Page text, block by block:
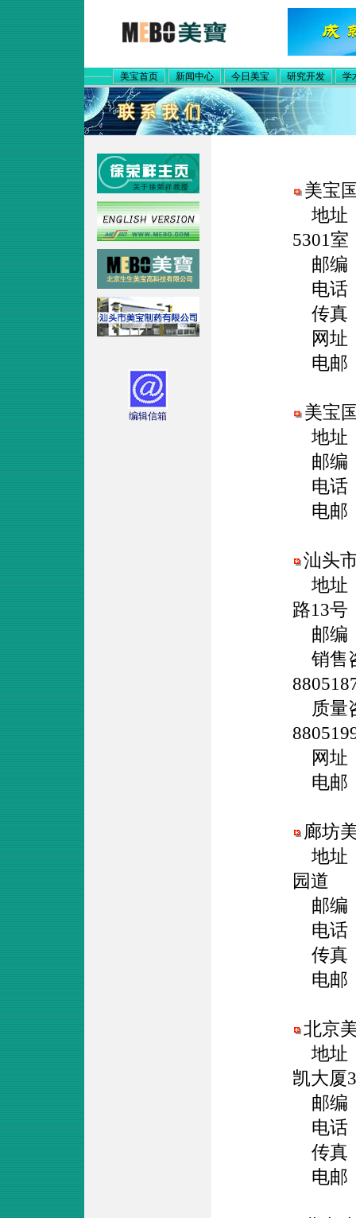
美宝首页 新闻中心 今日美宝 研究开发 学
编辑信箱
美宝
地址
5301室
邮编
电话
传真
网址
电邮
美宝
地址
邮编
电话
电邮
汕头
地址
路13号
邮编
销售
质量
网址
电邮
廊坊
地址
园道
邮编
电话
传真
电邮
北京
地址
凯大厦
邮编
电话
传真
电邮